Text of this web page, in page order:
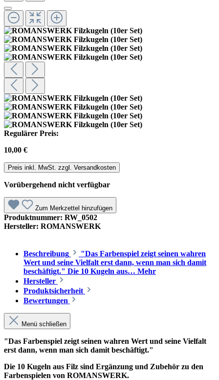
Regulärer Preis:
10,00 €
Preis inkl. MwSt. zzgl. Versandkosten
Vorübergehend nicht verfügbar
Zum Merkzettel hinzufügen
Produktnummer: RW_0502
Hersteller: ROMANSWERK
Beschreibung
"Das Farbenspiel zeigt seinen wahren
Wert und seine Vielfalt erst dann, wenn man sich damit
beschäftigt." Die 10 Kugeln aus… Mehr
Hersteller
Produktsicherheit
Bewertungen
Menü schließen
"Das Farbenspiel zeigt seinen wahren Wert und seine Vielfalt
erst dann, wenn man sich damit beschäftigt."
Die 10 Kugeln aus Filz sind Ergänzung und Zubehör zu den
Farbenspielen von ROMANSWERK.